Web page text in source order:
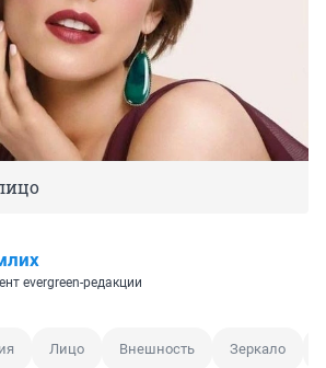
evergreen-редакции
Лицо Внешность Зеркало